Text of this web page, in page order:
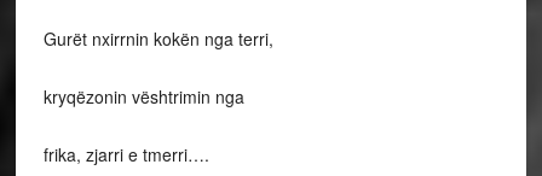
Gurët nxirrnin kokën nga terri,
kryqëzonin vështrimin nga
frika, zjarri e tmerri….